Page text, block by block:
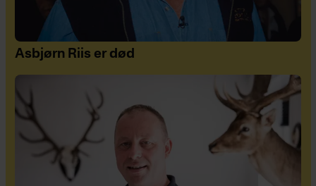
Asbjørn Riis er død